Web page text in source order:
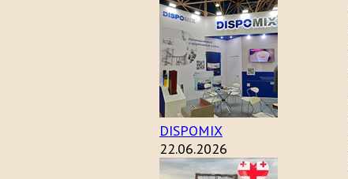
DISPOMIX
22.06.2026